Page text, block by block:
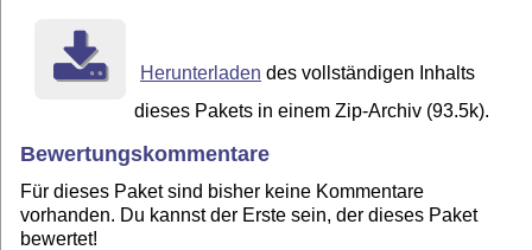
Herunterladen des vollständigen Inhalts
dieses Pakets in einem Zip-Archiv (93.5k).
Bewertungskommentare
Für dieses Paket sind bisher keine Kommentare
vorhanden. Du kannst der Erste sein, der dieses Paket
bewertet!